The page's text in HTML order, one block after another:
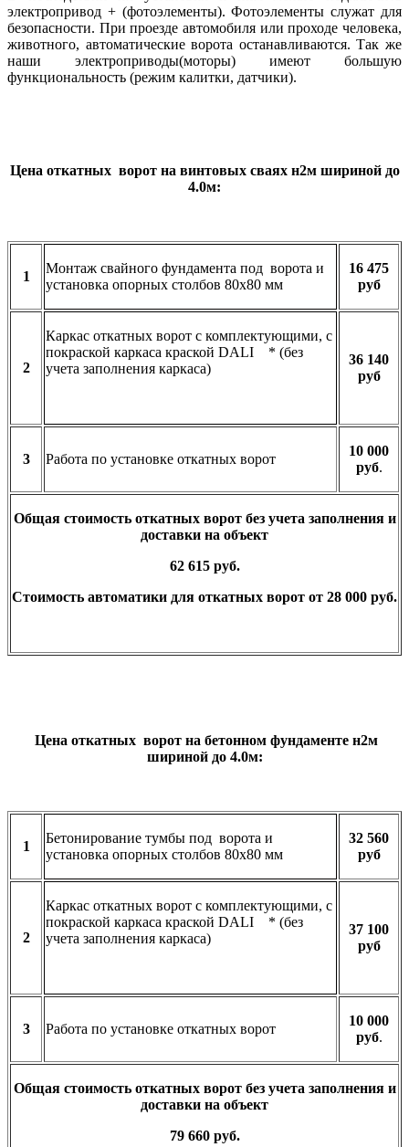
электропривод + (фотоэлементы). Фотоэлементы служат для
безопасности. При проезде автомобиля или проходе человека,
животного, автоматические ворота останавливаются. Так же
наши электроприводы(моторы) имеют большую
функциональность (режим калитки, датчики).
Цена откатных ворот на винтовых сваях н2м шириной до
4.0м:
1
Монтаж свайного фундамента под ворота и
установка опорных столбов 80х80 мм
16 475
руб
2
Каркас откатных ворот с комплектующими, с
покраской каркаса краской DALI * (без
учета заполнения каркаса)
36 140
руб
3 Работа по установке откатных ворот
10 000
руб.
Общая стоимость откатных ворот без учета заполнения и
доставки на объект
62 615 руб.
Стоимость автоматики для откатных ворот от 28 000 руб.
Цена откатных ворот на бетонном фундаменте н2м
шириной до 4.0м:
1
Бетонирование тумбы под ворота и
установка опорных столбов 80х80 мм
32 560
руб
2
Каркас откатных ворот с комплектующими, с
покраской каркаса краской DALI * (без
учета заполнения каркаса)
37 100
руб
3 Работа по установке откатных ворот
10 000
руб.
Общая стоимость откатных ворот без учета заполнения и
доставки на объект
79 660 руб.